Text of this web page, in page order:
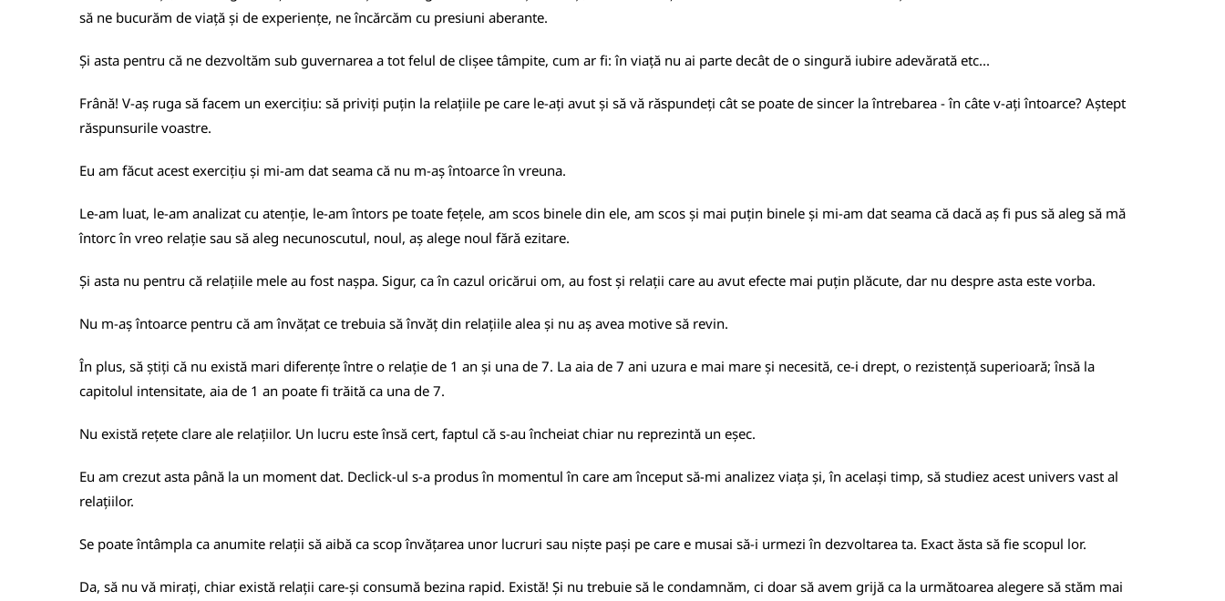
să ne bucurăm de viață și de experiențe, ne încărcăm cu presiuni aberante.
Și asta pentru că ne dezvoltăm sub guvernarea a tot felul de clișee tâmpite, cum ar fi: în viață nu ai parte decât de o singură iubire adevărată etc...
Frână! V-aș ruga să facem un exercițiu: să priviți puțin la relațiile pe care le-ați avut și să vă răspundeți cât se poate de sincer la întrebarea - în câte v-ați întoarce? Aștept
răspunsurile voastre.
Eu am făcut acest exercițiu și mi-am dat seama că nu m-aș întoarce în vreuna.
Le-am luat, le-am analizat cu atenție, le-am întors pe toate fețele, am scos binele din ele, am scos și mai puțin binele și mi-am dat seama că dacă aș fi pus să aleg să mă
întorc în vreo relație sau să aleg necunoscutul, noul, aș alege noul fără ezitare.
Și asta nu pentru că relațiile mele au fost nașpa. Sigur, ca în cazul oricărui om, au fost și relații care au avut efecte mai puțin plăcute, dar nu despre asta este vorba.
Nu m-aș întoarce pentru că am învățat ce trebuia să învăț din relațiile alea și nu aș avea motive să revin.
În plus, să știți că nu există mari diferențe între o relație de 1 an și una de 7. La aia de 7 ani uzura e mai mare și necesită, ce-i drept, o rezistență superioară; însă la
capitolul intensitate, aia de 1 an poate fi trăită ca una de 7.
Nu există rețete clare ale relațiilor. Un lucru este însă cert, faptul că s-au încheiat chiar nu reprezintă un eșec.
Eu am crezut asta până la un moment dat. Declick-ul s-a produs în momentul în care am început să-mi analizez viața și, în același timp, să studiez acest univers vast al
relațiilor.
Se poate întâmpla ca anumite relații să aibă ca scop învățarea unor lucruri sau niște pași pe care e musai să-i urmezi în dezvoltarea ta. Exact ăsta să fie scopul lor.
Da, să nu vă mirați, chiar există relații care-și consumă bezina rapid. Există! Și nu trebuie să le condamnăm, ci doar să avem grijă ca la următoarea alegere să stăm mai